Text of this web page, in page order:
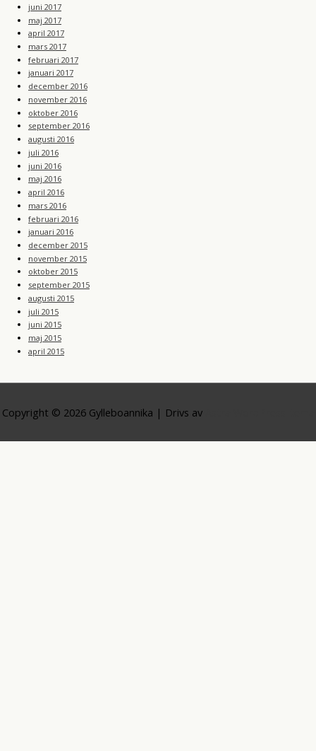
juni 2017
maj 2017
april 2017
mars 2017
februari 2017
januari 2017
december 2016
november 2016
oktober 2016
september 2016
augusti 2016
juli 2016
juni 2016
maj 2016
april 2016
mars 2016
februari 2016
januari 2016
december 2015
november 2015
oktober 2015
september 2015
augusti 2015
juli 2015
juni 2015
maj 2015
april 2015
Copyright © 2026 Gylleboannika | Drivs av